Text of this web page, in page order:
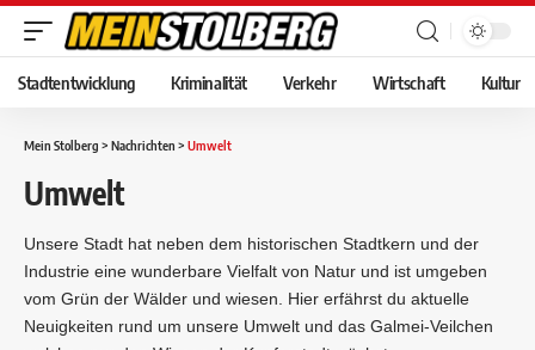
Stadtentwicklung Kriminalität Verkehr Wirtschaft Kultur
Mein Stolberg > Nachrichten > Umwelt
Umwelt
Unsere Stadt hat neben dem historischen Stadtkern und der
Industrie eine wunderbare Vielfalt von Natur und ist umgeben
vom Grün der Wälder und wiesen. Hier erfährst du aktuelle
Neuigkeiten rund um unsere Umwelt und das Galmei-Veilchen